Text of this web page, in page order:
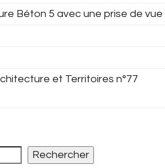
Béton 5 avec une prise de
et Territoires n°77
Rechercher